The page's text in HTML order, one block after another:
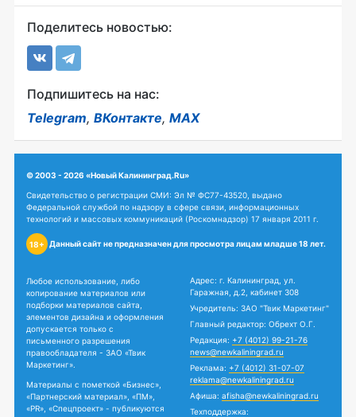
Поделитесь новостью:
Подпишитесь на нас:
Telegram, ВКонтакте, MAX
© 2003 - 2026 «Новый Калининград.Ru»
Свидетельство о регистрации СМИ: Эл № ФС77-43520, выдано
Федеральной службой по надзору в сфере связи, информационных
технологий и массовых коммуникаций (Роскомнадзор) 17 января 2011 г.
18+ Данный сайт не предназначен для просмотра лицам младше 18 лет.
Любое использование, либо
копирование материалов или
подборки материалов сайта,
элементов дизайна и оформления
допускается только с
письменного разрешения
правообладателя - ЗАО «Твик
Маркетинг».
Материалы с пометкой «Бизнес»,
«Партнерский материал», «ПМ»,
«PR», «Спецпроект» - публикуются
Адрес: г. Калининград, ул.
Гаражная, д.2, кабинет 308
Учредитель: ЗАО "Твик Маркетинг"
Главный редактор: Обрехт О.Г.
Редакция: +7 (4012) 99-21-76
news@newkaliningrad.ru
Реклама: +7 (4012) 31-07-07
reklama@newkaliningrad.ru
Афиша: afisha@newkaliningrad.ru
Техподдержка: